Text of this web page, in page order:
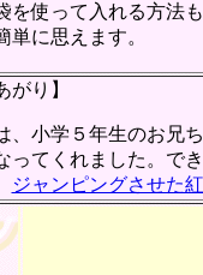
使って入れる方法
単に思えます。
がり】
小学５年生のお兄
ってくれました。で
ジャンピングさせた